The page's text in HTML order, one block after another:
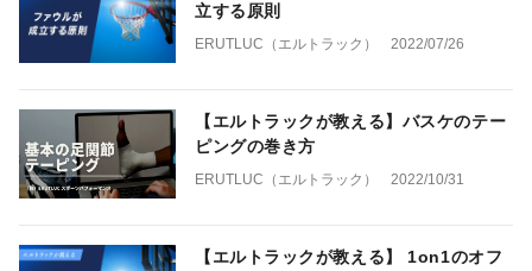
立する原則
ERUTLUC（エルトラック） 2022/07/26
【エルトラックが教える】バスケのテー
ピングの巻き方
ERUTLUC（エルトラック） 2022/10/31
【エルトラックが教える】 1on1のオフ